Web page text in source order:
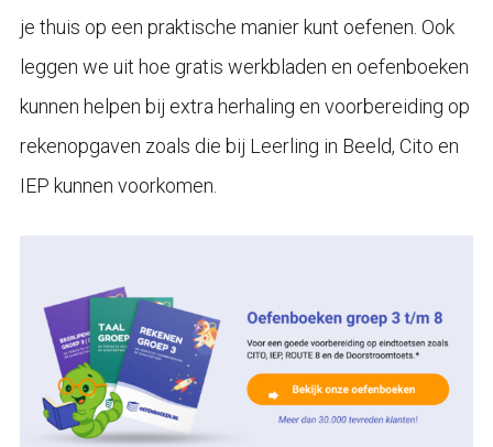
je thuis op een praktische manier kunt oefenen. Ook
leggen we uit hoe gratis werkbladen en oefenboeken
kunnen helpen bij extra herhaling en voorbereiding op
rekenopgaven zoals die bij Leerling in Beeld, Cito en
IEP kunnen voorkomen.